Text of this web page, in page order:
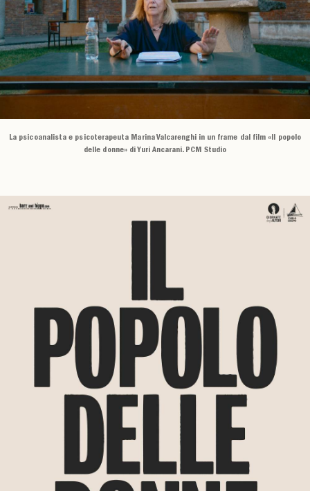
La psicoanalista e psicoterapeuta Marina Valcarenghi in un frame dal film «Il popolo
delle donne» di Yuri Ancarani. PCM Studio